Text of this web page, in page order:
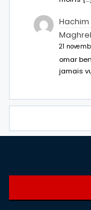
Hachim
21
omar
jamais